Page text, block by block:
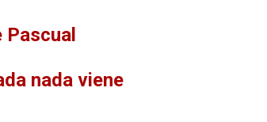
nada viene